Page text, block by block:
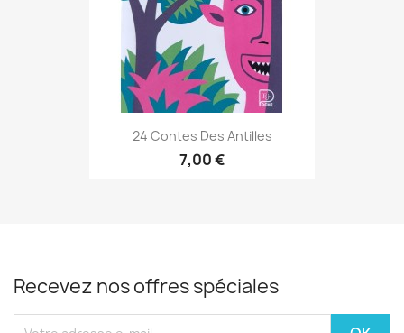
24 Contes Des Antilles
7,00 €
Recevez nos offres spéciales